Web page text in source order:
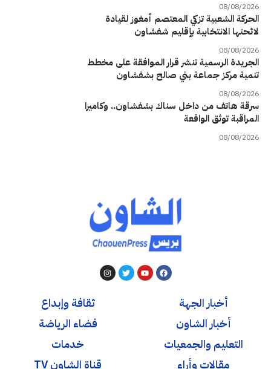
08/08/2026
الحركة الشعبية تزكي المعتصم أمغوز لقيادة
لائحتها الانتخابية بإقليم شفشاون
08/08/2026
الجريدة الرسمية تنشر قرار الموافقة على مخطط
تنمية مركز جماعة بني صالح بشفشاون
08/08/2026
سرقة هاتف من داخل سناك بشفشاون.. وكاميرا
المراقبة توثق الواقعة
08/08/2026
أخبار الجهة
أخبار الشاون
التعليم والجمعيات
مقالات وأراء
ثقافة وإبداع
فضاء الرياضة
خدمات
قناة الشاون TV